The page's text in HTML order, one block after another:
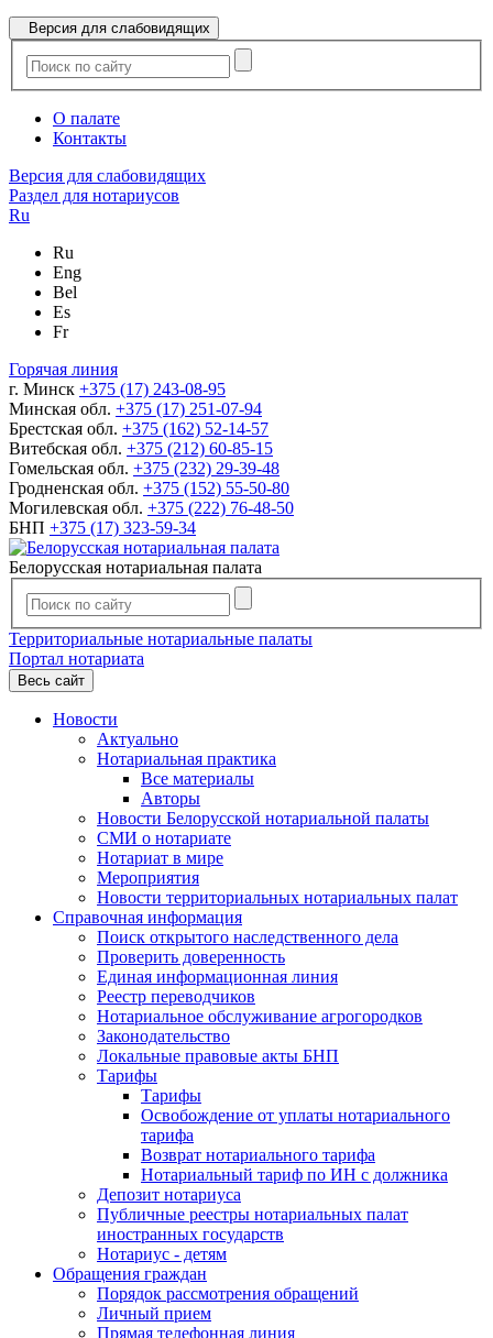
Версия для слабовидящих
О палате
Контакты
Версия для слабовидящих
Раздел для нотариусов
Ru
Ru
Eng
Bel
Es
Fr
Горячая линия
г. Минск +375 (17) 243-08-95
Минская обл. +375 (17) 251-07-94
Брестская обл. +375 (162) 52-14-57
Витебская обл. +375 (212) 60-85-15
Гомельская обл. +375 (232) 29-39-48
Гродненская обл. +375 (152) 55-50-80
Могилевская обл. +375 (222) 76-48-50
БНП +375 (17) 323-59-34
Белорусская нотариальная палата
Территориальные нотариальные палаты
Портал нотариата
Весь сайт
Новости
Актуально
Нотариальная практика
Все материалы
Авторы
Новости Белорусской нотариальной палаты
СМИ о нотариате
Нотариат в мире
Мероприятия
Новости территориальных нотариальных палат
Справочная информация
Поиск открытого наследственного дела
Проверить доверенность
Единая информационная линия
Реестр переводчиков
Нотариальное обслуживание агрогородков
Законодательство
Локальные правовые акты БНП
Тарифы
Тарифы
Освобождение от уплаты нотариального
тарифа
Возврат нотариального тарифа
Нотариальный тариф по ИН с должника
Депозит нотариуса
Публичные реестры нотариальных палат
иностранных государств
Нотариус - детям
Обращения граждан
Порядок рассмотрения обращений
Личный прием
Прямая телефонная линия